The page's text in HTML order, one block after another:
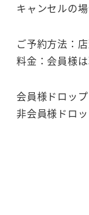
キャンセルの
ご予約方法：
料金：会員様
会員様ドロッ
非会員様ドロ